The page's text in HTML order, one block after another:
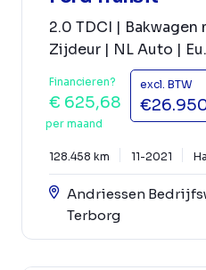
2.0 TDCI | Bakwagen
Zijdeur | NL Auto |
Financieren?
€ 625,68
per maand
excl. BTW
128.458 km 11-2021
Andriessen
Terborg